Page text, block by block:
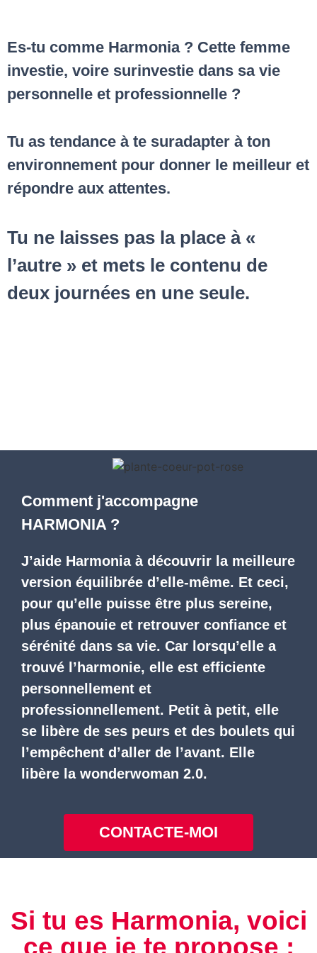
Es-tu comme Harmonia ? Cette femme
investie, voire surinvestie dans sa vie
personnelle et professionnelle ?
Tu as tendance à te suradapter à ton
environnement pour donner le meilleur et
répondre aux attentes.
Tu ne laisses pas la place à «
l’autre » et mets le contenu de
deux journées en une seule.
Comment j'accompagne
HARMONIA ?
J’aide Harmonia à découvrir la meilleure
version équilibrée d’elle-même. Et ceci,
pour qu’elle puisse être plus sereine,
plus épanouie et retrouver confiance et
sérénité dans sa vie. Car lorsqu’elle a
trouvé l’harmonie, elle est efficiente
personnellement et
professionnellement. Petit à petit, elle
se libère de ses peurs et des boulets qui
l’empêchent d’aller de l’avant. Elle
libère la wonderwoman 2.0.
CONTACTE-MOI
Si tu es Harmonia, voici
ce que je te propose :